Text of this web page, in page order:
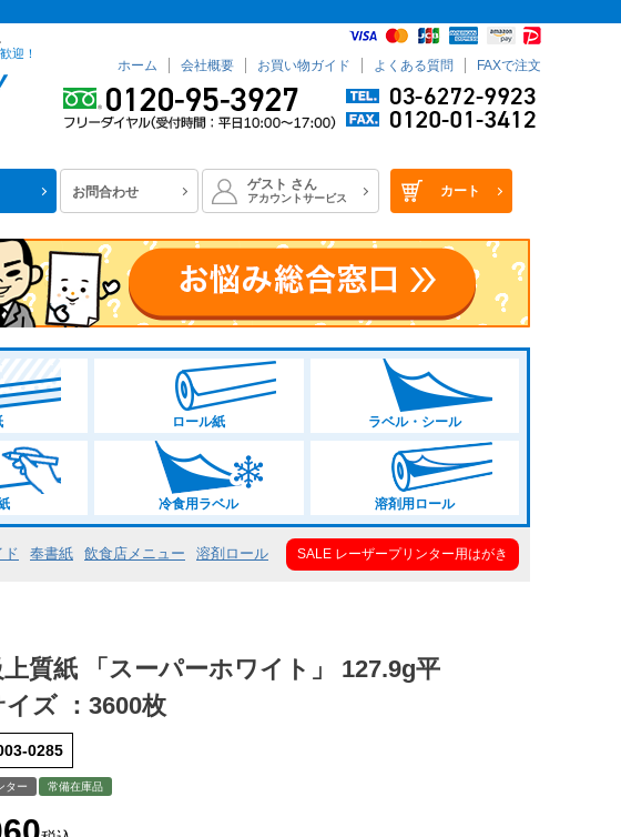
迎！
ホーム 会社概要 お買い物ガイド よくある質問 FAXで注文
お問合わせ ゲスト さん
アカウントサービス カート
ロール紙 ラベル・シール
冷食用ラベル 溶剤用ロール
ド 奉書紙 飲食店メニュー 溶剤ロール SALE レーザープリンター用はがき
質紙 「スーパーホワイト」 127.9g平
ズ ：3600枚
0285
ター 常備在庫品